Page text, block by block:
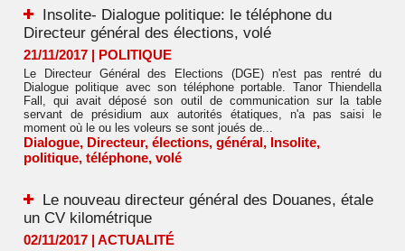
Insolite- Dialogue politique: le téléphone du
Directeur général des élections, volé
21/11/2017 | POLITIQUE
Le Directeur Général des Elections (DGE) n'est pas rentré du
Dialogue politique avec son téléphone portable. Tanor Thiendella
Fall, qui avait déposé son outil de communication sur la table
servant de présidium aux autorités étatiques, n'a pas saisi le
moment où le ou les voleurs se sont joués de...
Dialogue, Directeur, élections, général, Insolite,
politique, téléphone, volé
Le nouveau directeur général des Douanes, étale
un CV kilométrique
02/11/2017 | ACTUALITÉ